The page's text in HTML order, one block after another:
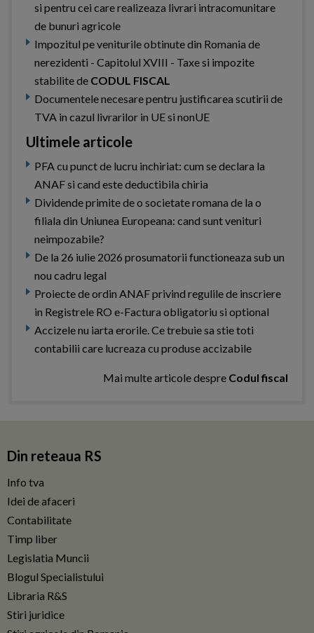
si pentru cei care realizeaza livrari intracomunitare
de bunuri agricole
Impozitul pe veniturile obtinute din Romania de
nerezidenti - Capitolul XVIII - Taxe si impozite
stabilite de CODUL FISCAL
Documentele necesare pentru justificarea scutirii de
TVA in cazul livrarilor in UE si nonUE
Ultimele articole
PFA cu punct de lucru inchiriat: cum se declara la
ANAF si cand este deductibila chiria
Dividende primite de o societate romana de la o
filiala din Uniunea Europeana: cand sunt venituri
neimpozabile?
De la 26 iulie 2026 prosumatorii functioneaza sub un
nou cadru legal
Proiecte de ordin ANAF privind regulile de inscriere
in Registrele RO e-Factura obligatoriu si optional
Accizele nu iarta erorile. Ce trebuie sa stie toti
contabilii care lucreaza cu produse accizabile
Mai multe articole despre Codul fiscal
Din reteaua RS
Info tva
Idei de afaceri
Contabilitate
Timp liber
Legislatia Muncii
Blogul Specialistului
Libraria R&S
Stiri juridice